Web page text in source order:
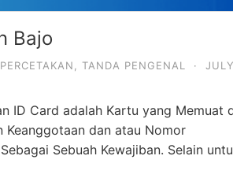
Bajo
PERCETAKAN, TANDA PENGENAL ·
ID Card adalah Kartu yang Memuat
Keanggotaan dan atau Nomor
Sebuah Kewajiban. Selain